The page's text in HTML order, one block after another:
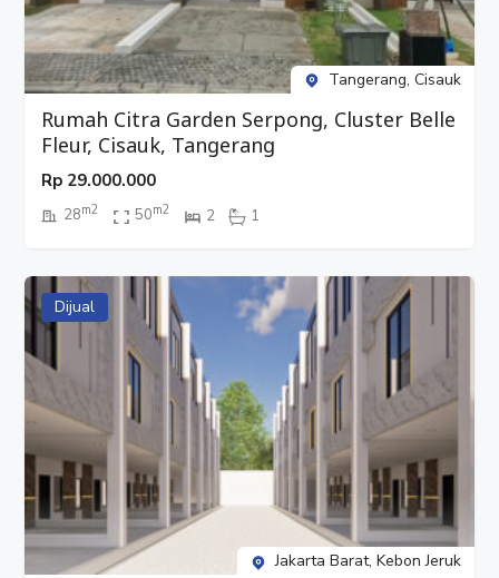
Tangerang, Cisauk
Rumah Citra Garden Serpong, Cluster Belle
Fleur, Cisauk, Tangerang
Rp 29.000.000
28m2 50m2 2 1
Dijual
Jakarta Barat, Kebon Jeruk